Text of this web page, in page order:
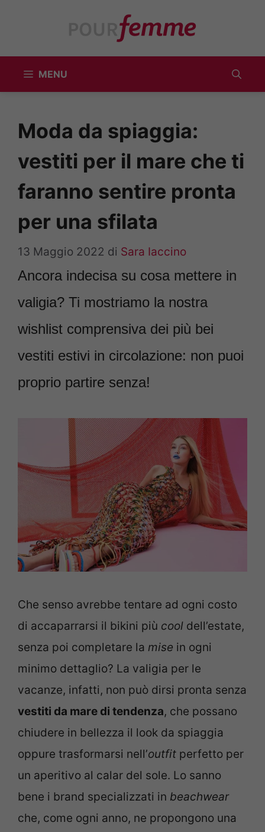
MENU
Moda da spiaggia:
vestiti per il mare che ti
faranno sentire pronta
per una sfilata
13 Maggio 2022 di Sara Iaccino
Ancora indecisa su cosa mettere in
valigia? Ti mostriamo la nostra
wishlist comprensiva dei più bei
vestiti estivi in circolazione: non puoi
proprio partire senza!
Che senso avrebbe tentare ad ogni costo
di accaparrarsi il bikini più cool dell’estate,
senza poi completare la mise in ogni
minimo dettaglio? La valigia per le
vacanze, infatti, non può dirsi pronta senza
vestiti da mare di tendenza, che possano
chiudere in bellezza il look da spiaggia
oppure trasformarsi nell’outfit perfetto per
un aperitivo al calar del sole. Lo sanno
bene i brand specializzati in beachwear
che, come ogni anno, ne propongono una